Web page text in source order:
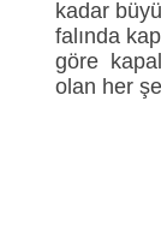
kadar
falında
göre
olan her